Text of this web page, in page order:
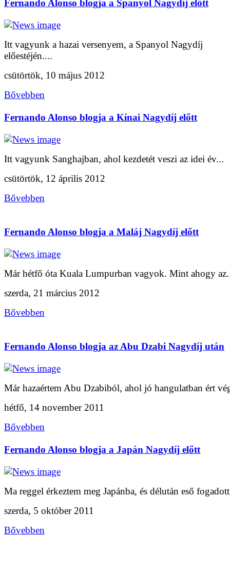
Fernando Alonso blogja a Spanyol Nagydíj előtt
Itt vagyunk a hazai versenyem, a Spanyol Nagydíj
előestéjén....
csütörtök, 10 május 2012
Bővebben
Fernando Alonso blogja a Kínai Nagydíj előtt
Itt vagyunk Sanghajban, ahol kezdetét veszi az idei év...
csütörtök, 12 április 2012
Bővebben
Fernando Alonso blogja a Maláj Nagydíj előtt
Már hétfő óta Kuala Lumpurban vagyok. Mint ahogy
szerda, 21 március 2012
Bővebben
Fernando Alonso blogja az Abu Dzabi Nagydíj után
Már hazaértem Abu Dzabiból, ahol jó hangulatban ért
hétfő, 14 november 2011
Bővebben
Fernando Alonso blogja a Japán Nagydíj előtt
Ma reggel érkeztem meg Japánba, és délután eső
szerda, 5 október 2011
Bővebben